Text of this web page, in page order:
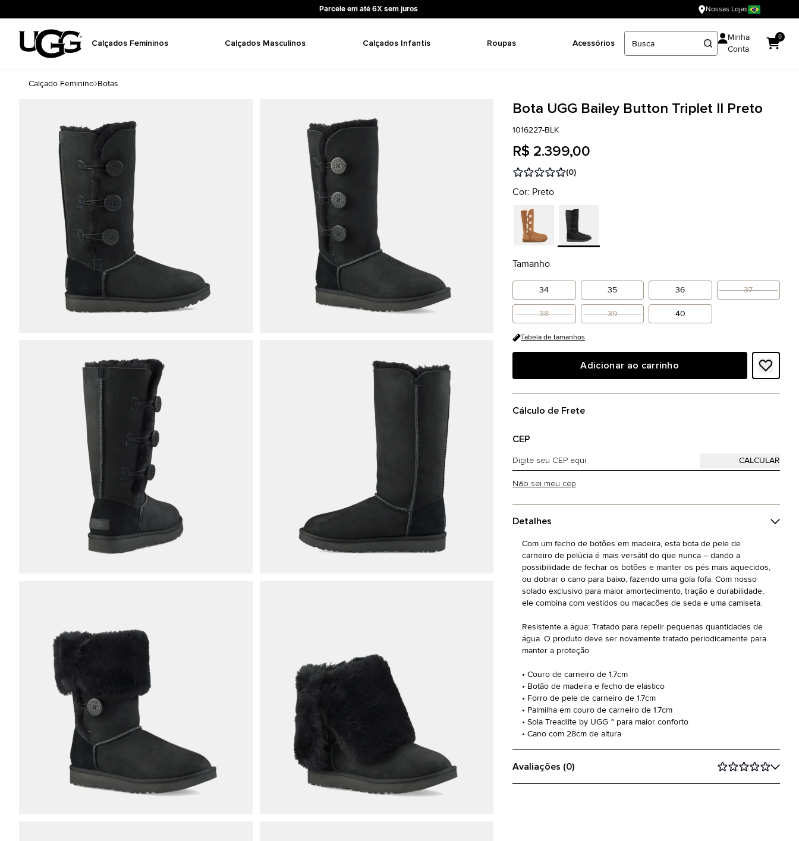
Parcele em até 6X sem juros Nossas Lojas
Calçados Femininos Calçados Masculinos Calçados Infantis Roupas Acessórios
Minha
Conta
0
Calçado Feminino Botas
Bota UGG Bailey Button Triplet II Preto
1016227-BLK
R$ 2.399,00
(0)
Cor: Preto
Tamanho
34 35 36 37
38 39 40
Tabela de tamanhos
Adicionar ao carrinho
Cálculo de Frete
CEP
Não sei meu cep
Detalhes
Com um fecho de botões em madeira, esta bota de pele de
carneiro de pelúcia é mais versátil do que nunca – dando a
possibilidade de fechar os botões e manter os pés mais aquecidos,
ou dobrar o cano para baixo, fazendo uma gola fofa. Com nosso
solado exclusivo para maior amortecimento, tração e durabilidade,
ele combina com vestidos ou macacões de seda e uma camiseta.
Resistente a água: Tratado para repelir pequenas quantidades de
água. O produto deve ser novamente tratado periodicamente para
manter a proteção.
• Couro de carneiro de 1.7cm
• Botão de madeira e fecho de elástico
• Forro de pele de carneiro de 1.7cm
• Palmilha em couro de carneiro de 1.7cm
• Sola Treadlite by UGG ™ para maior conforto
• Cano com 28cm de altura
Avaliações (0)